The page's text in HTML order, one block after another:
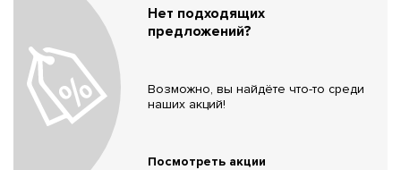
Нет подходящих
предложений?
Возможно, вы найдёте что-то среди
наших акций!
Посмотреть акции